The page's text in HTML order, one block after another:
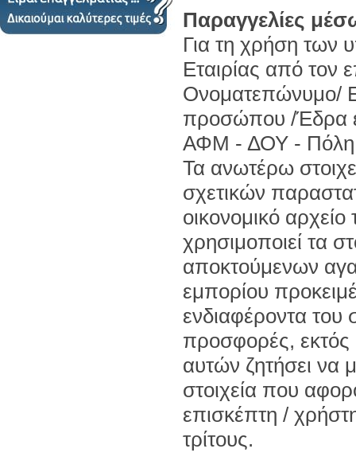
Παραγγελίες
Για τη χρήση των
Εταιρίας από τον
Ονοματεπώνυμο/
προσώπου /Έδρα
ΑΦΜ - ΔΟΥ - Πόλη -
Τα ανωτέρω
σχετικών
οικονομικό
χρησιμοποιεί τα
αποκτούμενων
εμπορίου
ενδιαφέροντα του
προσφορές,
αυτών ζητήσει να
στοιχεία που
επισκέπτη /
τρίτους.